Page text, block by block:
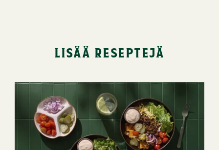
lisää reseptejä